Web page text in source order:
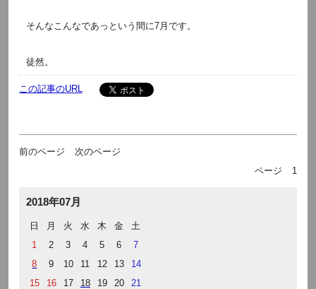
そんなこんなであっという間に7月です。
徒然。
この記事のURL
前のページ
次のページ
ページ
1
2018年07月
日 月 火 水 木 金
土
1
2 3 4 5 6
7
8
9 10 11 12 13
14
15
16 17 18 19 20
21